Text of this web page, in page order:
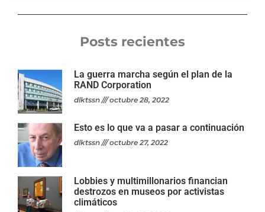
Posts recientes
La guerra marcha según el plan de la
RAND Corporation
dlktssn octubre 28, 2022
Esto es lo que va a pasar a continuación
dlktssn octubre 27, 2022
Lobbies y multimillonarios financian
destrozos en museos por activistas
climáticos